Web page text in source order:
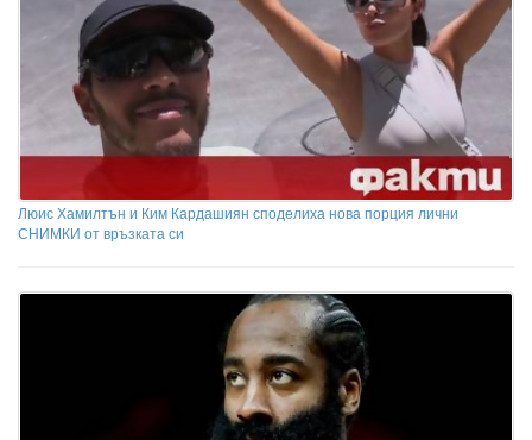
Люис Хамилтън и Ким Кардашиян споделиха нова порция лични
СНИМКИ от връзката си